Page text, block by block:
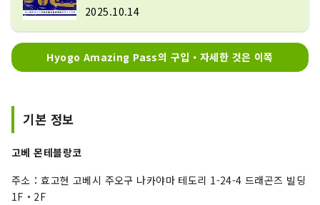
2025.10.14
Hyogo Amazing Pass의 구입・자세한 것은 이쪽
기본 정보
고베 몬테블랑코
주소：효고현 고베시 주오구 나카야마 테도리 1-24-4 드래곤즈 빌딩
1F・2F